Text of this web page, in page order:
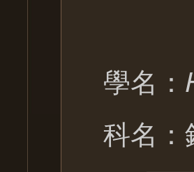
學名：
科名